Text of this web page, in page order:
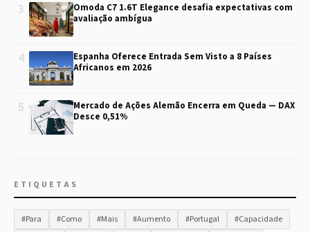
3
Omoda C7 1.6T Elegance desafia expectativas com
avaliação ambígua
4
Espanha Oferece Entrada Sem Visto a 8 Países
Africanos em 2026
5
Mercado de Ações Alemão Encerra em Queda — DAX
Desce 0,51%
ETIQUETAS
#Para #Como #Mais #Aumento #Portugal
#Capacidade